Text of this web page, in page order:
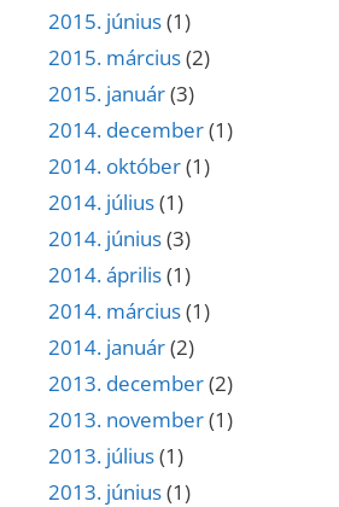
2015. június(1)
2015. március(2)
2015. január(3)
2014. december(1)
2014. október(1)
2014. július(1)
2014. június(3)
2014. április(1)
2014. március(1)
2014. január(2)
2013. december(2)
2013. november(1)
2013. július(1)
2013. június(1)